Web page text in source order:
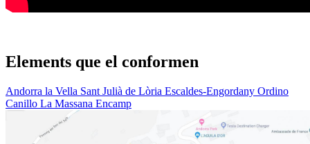
Elements que el conformen
Andorra la Vella Sant Julià de Lòria Escaldes-Engordany Ordino
Canillo La Massana Encamp